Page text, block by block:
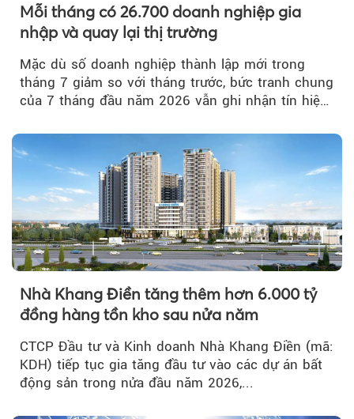
Mỗi tháng có 26.700 doanh nghiệp gia
nhập và quay lại thị trường
Mặc dù số doanh nghiệp thành lập mới trong
tháng 7 giảm so với tháng trước, bức tranh chung
của 7 tháng đầu năm 2026 vẫn ghi nhận tín hiệu
Nhà Khang Điền tăng thêm hơn 6.000 tỷ
đồng hàng tồn kho sau nửa năm
CTCP Đầu tư và Kinh doanh Nhà Khang Điền (mã:
KDH) tiếp tục gia tăng đầu tư vào các dự án bất
động sản trong nửa đầu năm 2026,...